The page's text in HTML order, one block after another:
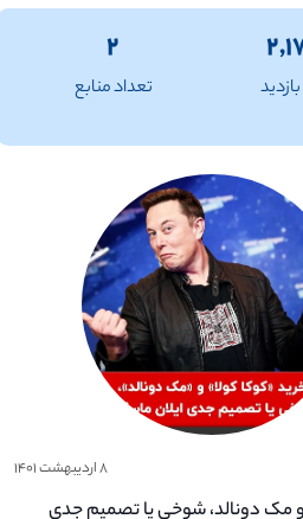
۲
تعداد منابع
۸ اردیبهشت ۱۴۰۱
و مک دونالد، شوخی یا تصمیم جدی